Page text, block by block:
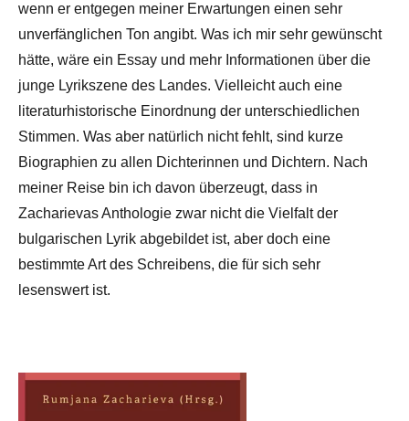
wenn er entgegen meiner Erwartungen einen sehr
unverfänglichen Ton angibt. Was ich mir sehr gewünscht
hätte, wäre ein Essay und mehr Informationen über die
junge Lyrikszene des Landes. Vielleicht auch eine
literaturhistorische Einordnung der unterschiedlichen
Stimmen. Was aber natürlich nicht fehlt, sind kurze
Biographien zu allen Dichterinnen und Dichtern. Nach
meiner Reise bin ich davon überzeugt, dass in
Zacharievas Anthologie zwar nicht die Vielfalt der
bulgarischen Lyrik abgebildet ist, aber doch eine
bestimmte Art des Schreibens, die für sich sehr
lesenswert ist.